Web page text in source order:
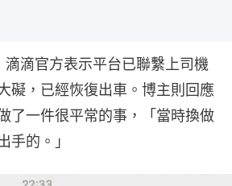
滴滴官方表示平台已聯繫上司機
礙，已經恢復出車。博主則回應
了一件很平常的事，「當時換做
手的。」